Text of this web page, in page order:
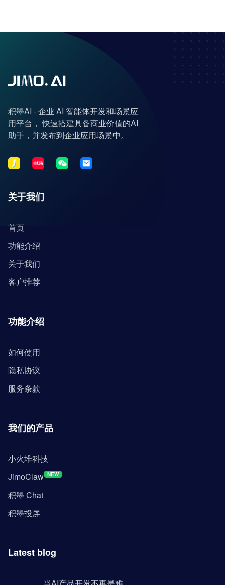
积墨AI - 企业 AI 智能体开发和场景应
用平台， 快速搭建具备商业价值的AI
助手，并发布到企业应用场景中。
关于我们
首页
功能介绍
关于我们
客户推荐
功能介绍
如何使用
隐私协议
服务条款
我们的产品
小火堆科技
JimoClaw NEW
积墨 Chat
积墨投屏
Latest blog